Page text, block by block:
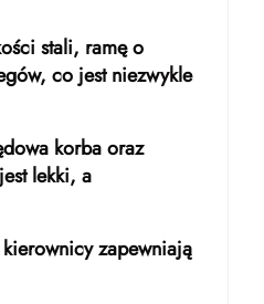
stali, ramę o
co jest niezwykle
korba oraz
lekki, a
zapewniają